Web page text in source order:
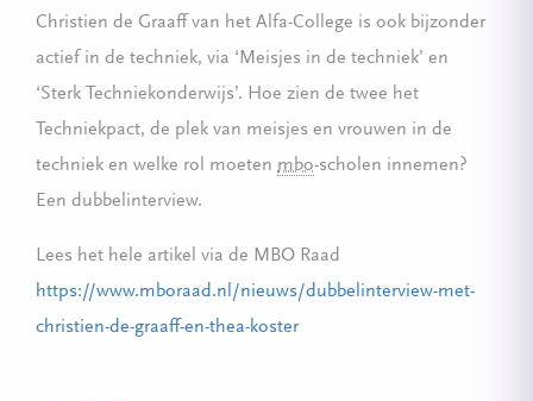
Christien de Graaff van het Alfa-College is ook bijzonder
actief in de techniek, via ‘Meisjes in de techniek’ en
‘Sterk Techniekonderwijs’. Hoe zien de twee het
Techniekpact, de plek van meisjes en vrouwen in de
techniek en welke rol moeten mbo-scholen innemen?
Een dubbelinterview.
Lees het hele artikel via de MBO Raad
https://www.mboraad.nl/nieuws/dubbelinterview-met-
christien-de-graaff-en-thea-koster